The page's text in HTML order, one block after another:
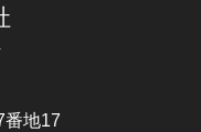
番地17